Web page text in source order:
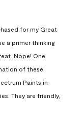
for my Great
a primer thinking
Nope! One
of these
Paints in
They are friendly,